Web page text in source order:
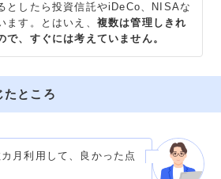
としたら投資信託やiDeCo、NISAな
ます。とはいえ、 複数は管理しきれ
で、すぐには考えていません。
たところ
月利用して、良かった点